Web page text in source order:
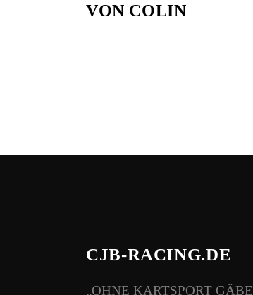
VON COLIN
CJB-RACING.DE
„OHNE KARTSPORT GÄBE